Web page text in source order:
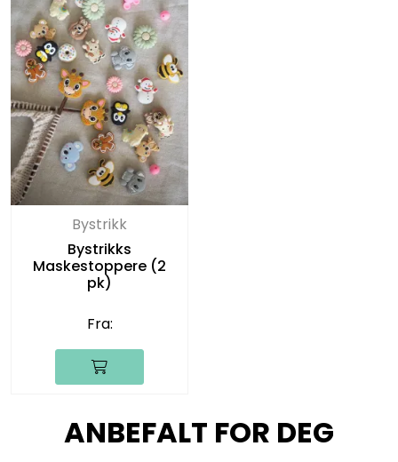
Bystrikk
Bystrikks
Maskestoppere (2
pk)
Fra:
ANBEFALT FOR DEG